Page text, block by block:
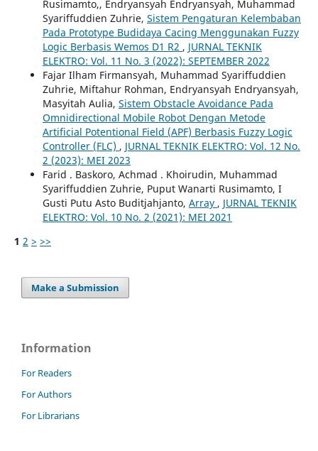
Rusimamto,, Endryansyah Endryansyah, Muhammad
Syariffuddien Zuhrie, Sistem Pengaturan Kelembaban
Pada Prototype Budidaya Cacing Menggunakan Fuzzy
Logic Berbasis Wemos D1 R2 , JURNAL TEKNIK
ELEKTRO: Vol. 11 No. 3 (2022): SEPTEMBER 2022
Fajar Ilham Firmansyah, Muhammad Syariffuddien
Zuhrie, Miftahur Rohman, Endryansyah Endryansyah,
Masyitah Aulia, Sistem Obstacle Avoidance Pada
Omnidirectional Mobile Robot Dengan Metode
Artificial Potentional Field (APF) Berbasis Fuzzy Logic
Controller (FLC) , JURNAL TEKNIK ELEKTRO: Vol. 12 No.
2 (2023): MEI 2023
Farid . Baskoro, Achmad . Khoirudin, Muhammad
Syariffuddien Zuhrie, Puput Wanarti Rusimamto, I
Gusti Putu Asto Buditjahjanto, Array , JURNAL TEKNIK
ELEKTRO: Vol. 10 No. 2 (2021): MEI 2021
1 2 > >>
Make a Submission
Information
For Readers
For Authors
For Librarians